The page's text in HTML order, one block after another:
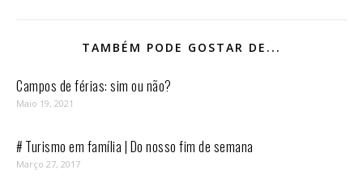
TAMBÉM PODE GOSTAR DE...
Campos de férias: sim ou não?
Maio 19, 2021
# Turismo em família | Do nosso fim de semana
Março 27, 2017